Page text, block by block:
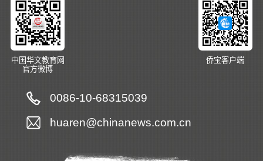
中国华文教育网
官方微博
侨宝客户端
0086-10-68315039
huaren@chinanews.com.cn